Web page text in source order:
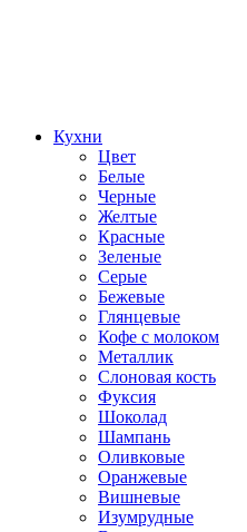
Кухни
Цвет
Белые
Черные
Желтые
Красные
Зеленые
Серые
Бежевые
Глянцевые
Кофе с молоком
Металлик
Слоновая кость
Фуксия
Шоколад
Шампань
Оливковые
Оранжевые
Вишневые
Изумрудные